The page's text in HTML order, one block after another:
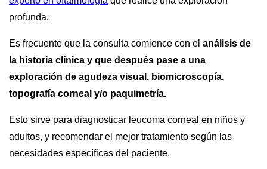
profunda.
Es frecuente que la consulta comience con el análisis de
la historia clínica y que después pase a una
exploración de agudeza visual, biomicroscopía,
topografía corneal y/o paquimetría.
Esto sirve para diagnosticar leucoma corneal en niños y
adultos, y recomendar el mejor tratamiento según las
necesidades específicas del paciente.